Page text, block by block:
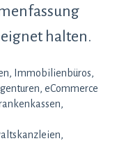
halten.
Immobilienbüros,
eCommerce